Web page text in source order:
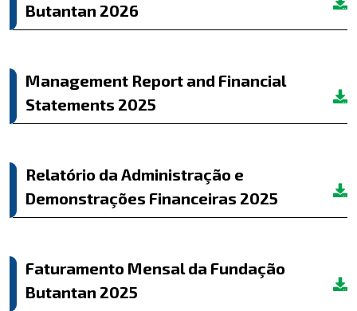
Butantan 2026
Management Report and Financial
Statements 2025
Relatório da Administração e
Demonstrações Financeiras 2025
Faturamento Mensal da Fundação
Butantan 2025